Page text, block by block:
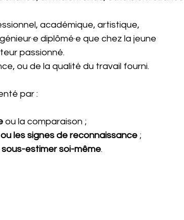
académique, artistique,
diplômé·e que chez la jeune
passionné.
ou de la qualité du travail fourni.
par :
ou la comparaison ;
les signes de reconnaissance ;
sous-estimer soi-même.